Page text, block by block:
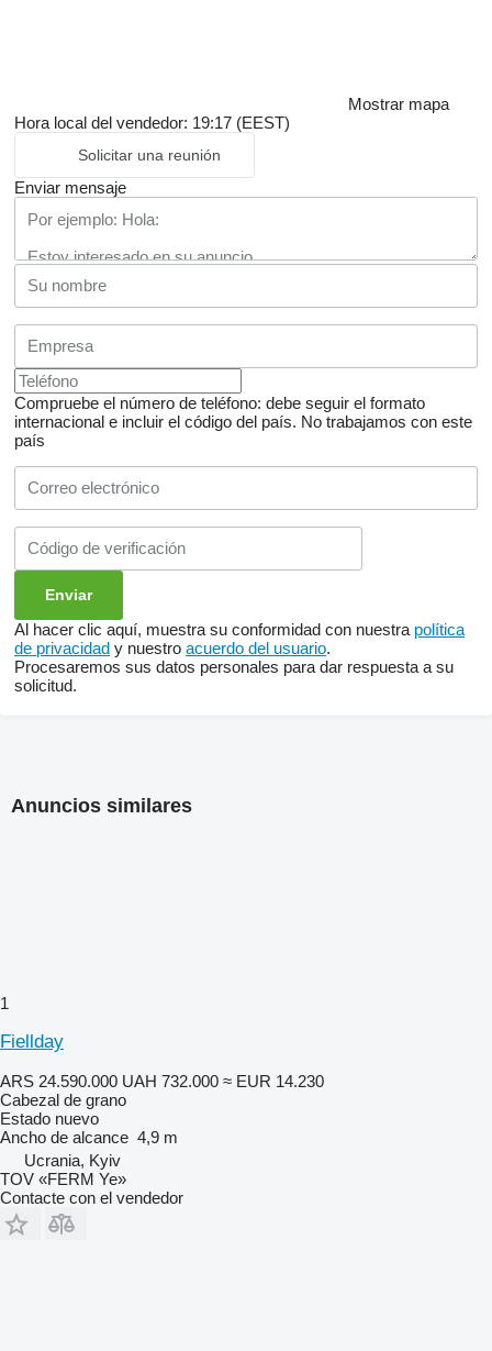
Mostrar mapa
Hora local del vendedor: 19:17 (EEST)
Solicitar una reunión
Enviar mensaje
Compruebe el número de teléfono: debe seguir el formato
internacional e incluir el código del país. No trabajamos con este
país
Al hacer clic aquí, muestra su conformidad con nuestra política
de privacidad y nuestro acuerdo del usuario.
Procesaremos sus datos personales para dar respuesta a su
solicitud.
Anuncios similares
1
Fiellday
ARS 24.590.000 UAH 732.000 ≈ EUR 14.230
Cabezal de grano
Estado nuevo
Ancho de alcance 4,9 m
Ucrania, Kyiv
TOV «FERM Ye»
Contacte con el vendedor